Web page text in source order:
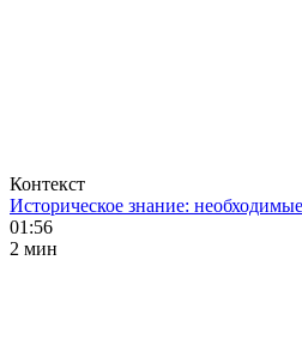
Контекст
Историческое знание:
01:56
2 мин